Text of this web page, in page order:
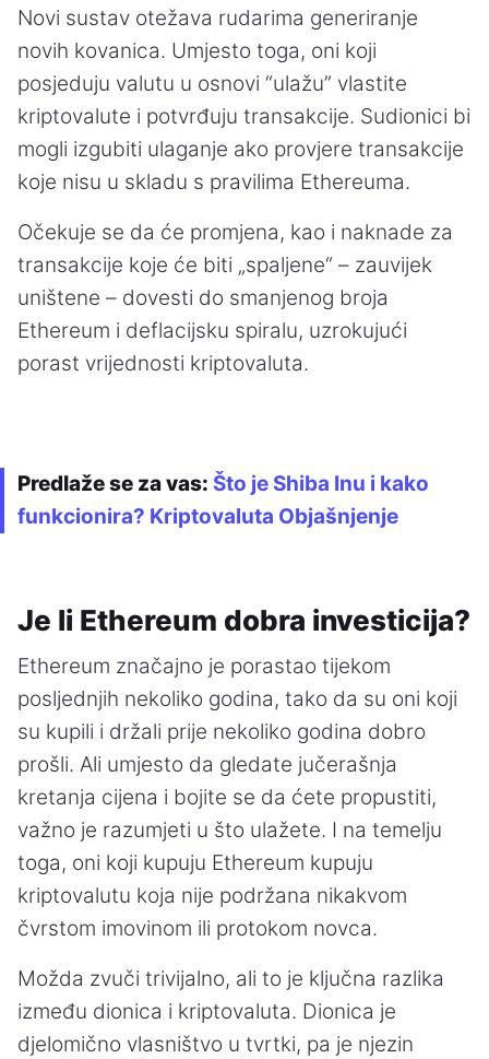
Novi sustav otežava rudarima generiranje
novih kovanica. Umjesto toga, oni koji
posjeduju valutu u osnovi “ulažu” vlastite
kriptovalute i potvrđuju transakcije. Sudionici bi
mogli izgubiti ulaganje ako provjere transakcije
koje nisu u skladu s pravilima Ethereuma.
Očekuje se da će promjena, kao i naknade za
transakcije koje će biti „spaljene“ – zauvijek
uništene – dovesti do smanjenog broja
Ethereum i deflacijsku spiralu, uzrokujući
porast vrijednosti kriptovaluta.
Predlaže se za vas: Što je Shiba Inu i kako
funkcionira? Kriptovaluta Objašnjenje
Je li Ethereum dobra investicija?
Ethereum značajno je porastao tijekom
posljednjih nekoliko godina, tako da su oni koji
su kupili i držali prije nekoliko godina dobro
prošli. Ali umjesto da gledate jučerašnja
kretanja cijena i bojite se da ćete propustiti,
važno je razumjeti u što ulažete. I na temelju
toga, oni koji kupuju Ethereum kupuju
kriptovalutu koja nije podržana nikakvom
čvrstom imovinom ili protokom novca.
Možda zvuči trivijalno, ali to je ključna razlika
između dionica i kriptovaluta. Dionica je
djelomično vlasništvo u tvrtki, pa je njezin